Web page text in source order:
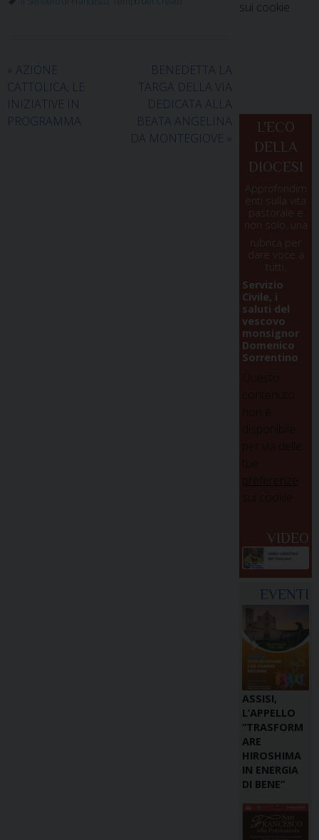
« AZIONE
CATTOLICA, LE
INIZIATIVE IN
PROGRAMMA
BENEDETTA LA
TARGA DELLA VIA
DEDICATA ALLA
BEATA ANGELINA
DA MONTEGIOVE »
sui cookie
L'ECO
DELLA
DIOCESI
Approfondim
enti sulla vita
pastorale e
non solo, una
rubrica per
dare voce a
tutti.
Servizio
Civile, i
saluti del
vescovo
monsignor
Domenico
Sorrentino
VIDEO
EVENTI
ASSISI,
L’APPELLO
“TRASFORM
ARE
HIROSHIMA
IN ENERGIA
DI BENE”